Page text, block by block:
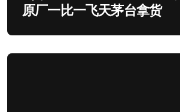
原厂一比一飞天茅台拿货